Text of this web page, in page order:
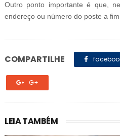
Outro ponto importante é que,
endereço ou número do poste a
COMPARTILHE
G+
LEIA TAMBÉM